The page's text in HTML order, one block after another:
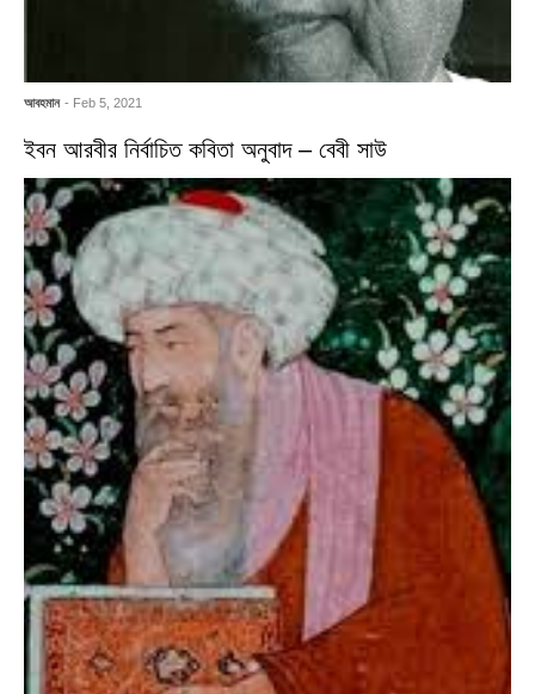
আবহমান - Feb 5, 2021
ইবন আরবীর নির্বাচিত কবিতা অনুবাদ – বেবী সাউ